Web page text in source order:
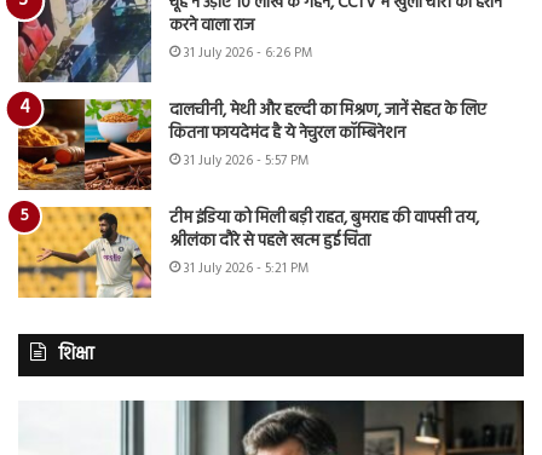
करने वाला राज
31 July 2026 - 6:26 PM
दालचीनी, मेथी और हल्दी का मिश्रण, जानें सेहत के लिए
कितना फायदेमंद है ये नेचुरल कॉम्बिनेशन
31 July 2026 - 5:57 PM
टीम इंडिया को मिली बड़ी राहत, बुमराह की वापसी तय,
श्रीलंका दौरे से पहले खत्म हुई चिंता
31 July 2026 - 5:21 PM
शिक्षा